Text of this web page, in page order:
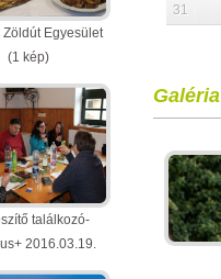
Zöldút Egyesület
(1 kép)
találkozó-
2016.03.19.
(13 kép)
31
Galéria